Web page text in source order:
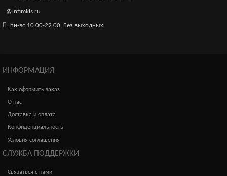
@intimkis.ru
пн-вс 10:00-22:00, Без выходных
ИНФОРМАЦИЯ
Как оформить заказ
О нас
Доставка и оплата
Конфиденциальность
Условия соглашения
СЛУЖБА ПОДДЕРЖКИ
Связаться с нами